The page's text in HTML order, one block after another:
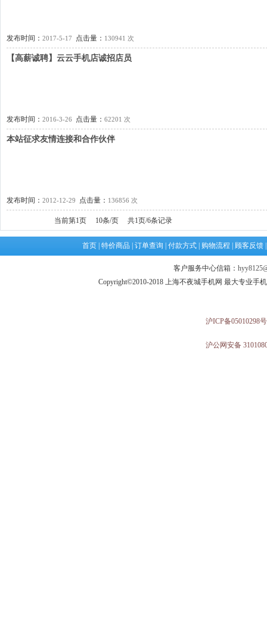
发布时间： 2017-5-17 点击量： 130941 次
【高薪诚聘】云云手机店诚招店员
发布时间： 2016-3-26 点击量： 62201 次
本站征求友情连接和合作伙伴
发布时间： 2012-12-29 点击量： 136856 次
当前第1页 10条/页 共1页/6条记录
首页 特价商品 订单查询 付款方式 购物流程 顾客反馈
客户服务中心信箱：
Copyright©2010-2018 上海不夜城手机网 最大专业手
沪ICP备05010298号
沪公网安备